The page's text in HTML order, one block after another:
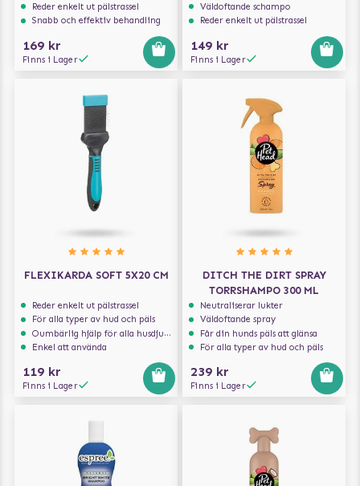
Reder enkelt ut pälstrassel
Snabb och effektiv behandling
169 kr
Finns i Lager
Väldoftande schampo
Reder enkelt ut pälstrassel
149 kr
Finns i Lager
FLEXIKARDA SOFT 5X20 CM
Reder enkelt ut pälstrassel
För alla typer av hud och päls
Oumbärlig hjälp för alla husdjursägare
Enkel att använda
119 kr
Finns i Lager
DITCH THE DIRT SPRAY
TORRSHAMPO 300 ML
Neutraliserar lukter
Väldoftande spray
Får din hunds päls att glänsa
För alla typer av hud och päls
239 kr
Finns i Lager